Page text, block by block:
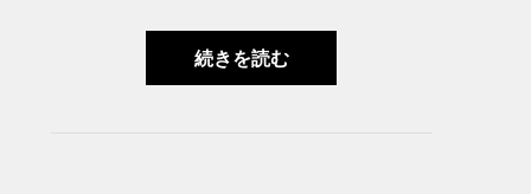
続きを読む